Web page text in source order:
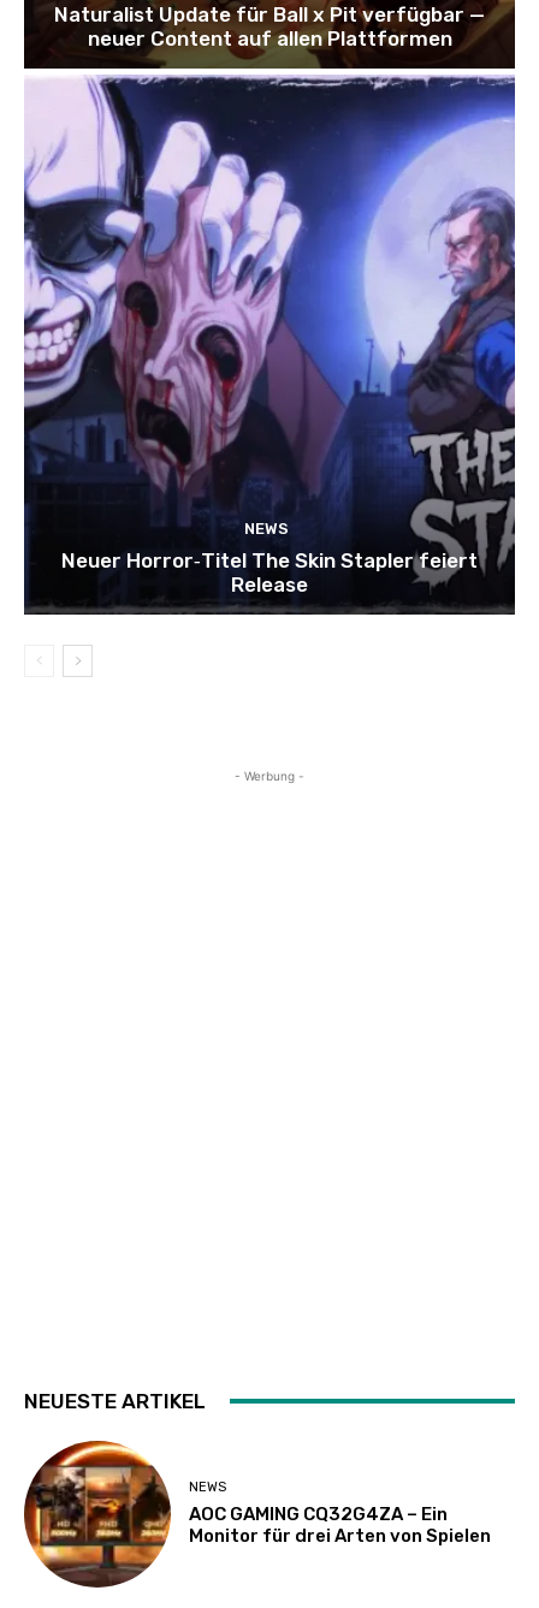
Naturalist Update für Ball x Pit verfügbar —
neuer Content auf allen Plattformen
NEWS
Neuer Horror‑Titel The Skin Stapler feiert
Release
- Werbung -
NEUESTE ARTIKEL
NEWS
AOC GAMING CQ32G4ZA – Ein
Monitor für drei Arten von Spielen